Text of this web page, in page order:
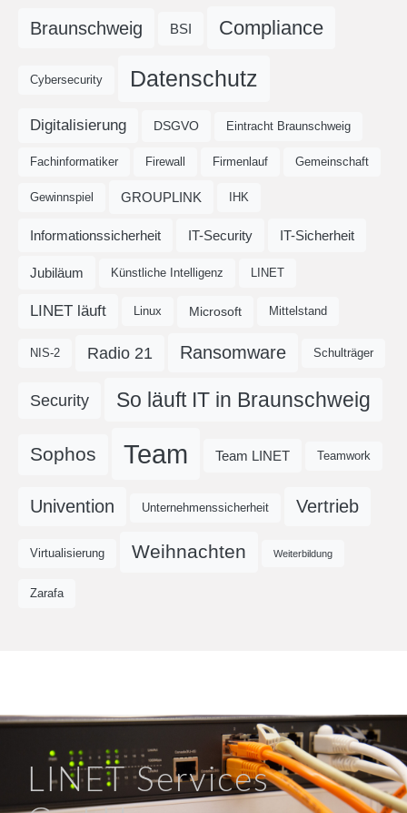
Braunschweig BSI Compliance
Cybersecurity Datenschutz
Digitalisierung DSGVO Eintracht Braunschweig
Fachinformatiker Firewall Firmenlauf Gemeinschaft
Gewinnspiel GROUPLINK IHK
Informationssicherheit IT-Security IT-Sicherheit
Jubiläum Künstliche Intelligenz LINET
LINET läuft Linux Microsoft Mittelstand
NIS-2 Radio 21 Ransomware Schulträger
Security So läuft IT in Braunschweig
Sophos Team Team LINET Teamwork
Univention Unternehmenssicherheit Vertrieb
Virtualisierung Weihnachten Weiterbildung
Zarafa
LINET Services